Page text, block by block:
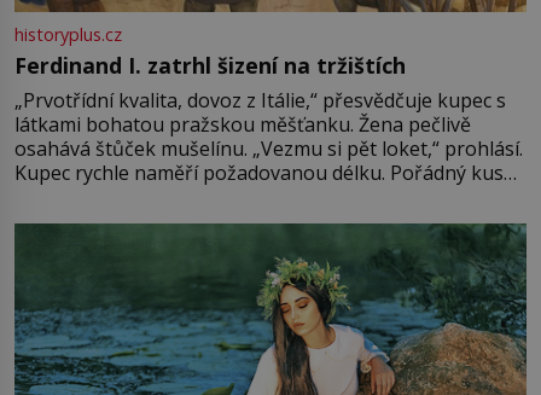
historyplus.cz
Ferdinand I. zatrhl šizení na tržištích
„Prvotřídní kvalita, dovoz z Itálie,“ přesvědčuje kupec s
látkami bohatou pražskou měšťanku. Žena pečlivě
osahává štůček mušelínu. „Vezmu si pět loket,“ prohlásí.
Kupec rychle naměří požadovanou délku. Pořádný kus
milostpaní. Stačí jenom na sukni,“ zhodnotí švadlena
množství růžového mušelínu. „Ošidili vás, podívejte.“